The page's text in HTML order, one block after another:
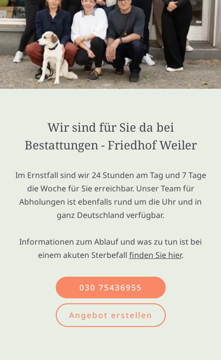
Wir sind für Sie da bei
Bestattungen - Friedhof Weiler
Im Ernstfall sind wir 24 Stunden am Tag und 7 Tage
die Woche für Sie erreichbar. Unser Team für
Abholungen ist ebenfalls rund um die Uhr und in
ganz Deutschland verfügbar.
Informationen zum Ablauf und was zu tun ist bei
einem akuten Sterbefall finden Sie hier.
030 75436955
Angebot erstellen